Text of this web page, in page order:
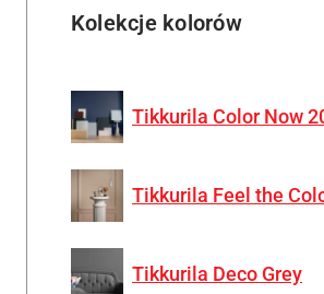
Kolekcje kolorów
Tikkurila Color Now
Tikkurila Feel the
Tikkurila Deco Grey